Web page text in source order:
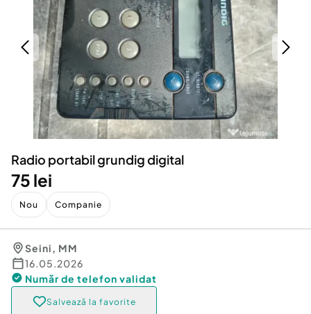
Servicii
Animale de companie
Afaceri și echipamente profesionale
Inchiriere Bunuri si Vehicule
Utilaje agricole si industriale
Piese auto si accesorii
Dacia Duster
Radio portabil grundig digital
75 lei
Nou Companie
Seini, MM
16.05.2026
Număr de telefon validat
Salvează la favorite